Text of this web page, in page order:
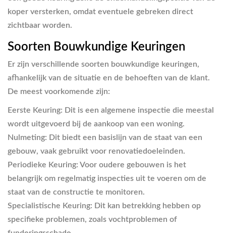
koper versterken, omdat eventuele gebreken direct
zichtbaar worden.
Soorten Bouwkundige Keuringen
Er zijn verschillende soorten bouwkundige keuringen,
afhankelijk van de situatie en de behoeften van de klant.
De meest voorkomende zijn:
Eerste Keuring: Dit is een algemene inspectie die meestal
wordt uitgevoerd bij de aankoop van een woning.
Nulmeting: Dit biedt een basislijn van de staat van een
gebouw, vaak gebruikt voor renovatiedoeleinden.
Periodieke Keuring: Voor oudere gebouwen is het
belangrijk om regelmatig inspecties uit te voeren om de
staat van de constructie te monitoren.
Specialistische Keuring: Dit kan betrekking hebben op
specifieke problemen, zoals vochtproblemen of